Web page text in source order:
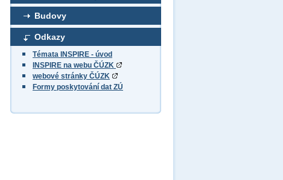
Budovy
Odkazy
Témata INSPIRE - úvod
INSPIRE na webu ČÚZK
webové stránky ČÚZK
Formy poskytování dat ZÚ